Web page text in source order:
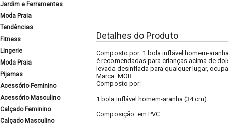
Jardim e Ferramentas
Moda Praia
Tendências
Fitness
Lingerie
Moda Praia
Pijamas
Acessório Feminino
Acessório Masculino
Calçado Feminino
Calçado Masculino
Detalhes do Produto
Composto por: 1 bola inflável homem-
é recomendadas para crianças acima de
levada desinflada para qualquer lugar,
Marca: MOR.
Composto por:
1 bola inflável homem-aranha (34 cm).
Composição: em PVC.